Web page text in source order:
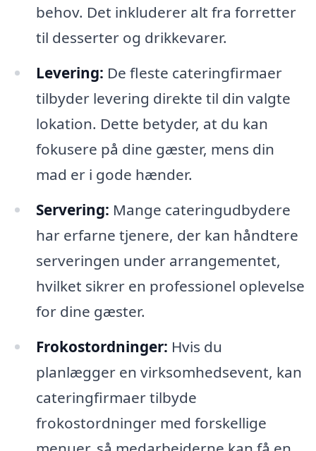
behov. Det inkluderer alt fra forretter
til desserter og drikkevarer.
Levering: De fleste cateringfirmaer
tilbyder levering direkte til din valgte
lokation. Dette betyder, at du kan
fokusere på dine gæster, mens din
mad er i gode hænder.
Servering: Mange cateringudbydere
har erfarne tjenere, der kan håndtere
serveringen under arrangementet,
hvilket sikrer en professionel oplevelse
for dine gæster.
Frokostordninger: Hvis du
planlægger en virksomhedsevent, kan
cateringfirmaer tilbyde
frokostordninger med forskellige